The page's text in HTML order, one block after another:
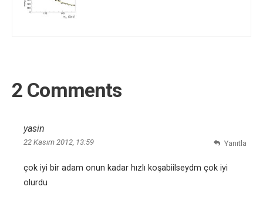
2 Comments
yasin
22 Kasım 2012, 13:59
çok iyi bir adam onun kadar hızlı koşabiilseydm çok iyi
olurdu
Yanıtla